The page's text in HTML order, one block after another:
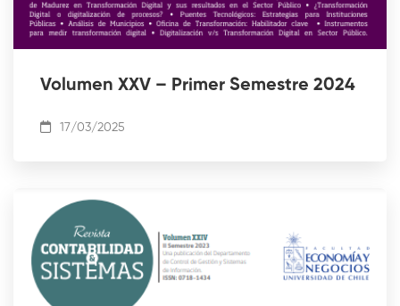
Volumen XXV – Primer Semestre 2024
17/03/2025